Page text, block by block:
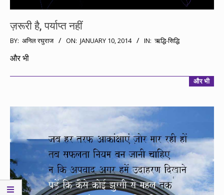
ज़रूरी है, पर्याप्त नहीं
2014-
01-
BY: अनिल रघुराज ON: JANUARY 10, 2014 IN: ऋद्धि-सिद्धि
और भी
और भी